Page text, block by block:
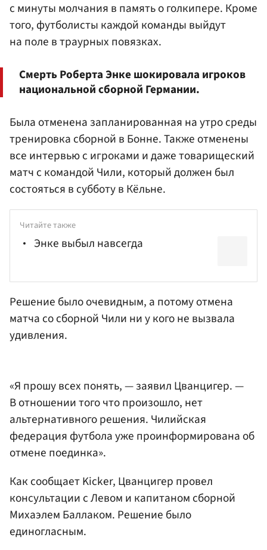
с минуты молчания в память о голкипере. Кроме
того, футболисты каждой команды выйдут
на поле в траурных повязках.
Смерть Роберта Энке шокировала игроков
национальной сборной Германии.
Была отменена запланированная на утро среды
тренировка сборной в Бонне. Также отменены
все интервью с игроками и даже товарищеский
матч с командой Чили, который должен был
состояться в субботу в Кёльне.
Читайте также
Энке выбыл навсегда
Решение было очевидным, а потому отмена
матча со сборной Чили ни у кого не вызвала
удивления.
«Я прошу всех понять, — заявил Цванцигер. —
В отношении того что произошло, нет
альтернативного решения. Чилийская
федерация футбола уже проинформирована об
отмене поединка».
Как сообщает Kicker, Цванцигер провел
консультации с Левом и капитаном сборной
Михаэлем Баллаком. Решение было
единогласным.